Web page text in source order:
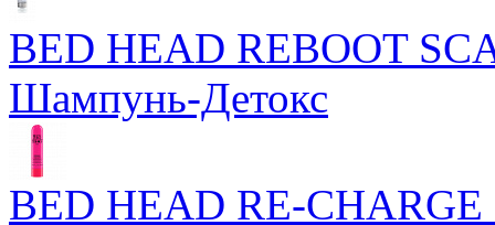
BED HEAD REBOOT
Шампунь-Детокс
BED HEAD RE-